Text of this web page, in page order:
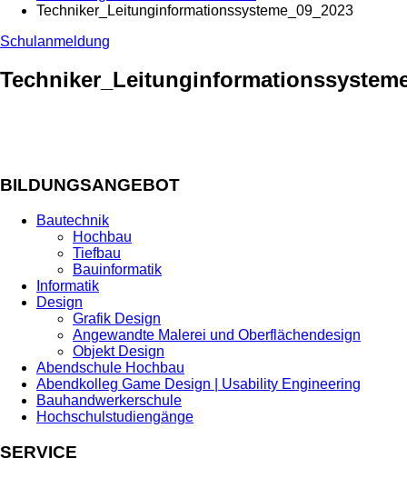
Techniker_Leitunginformationssysteme_09_2023
Schulanmeldung
BILDUNGSANGEBOT
Bautechnik
Hochbau
Tiefbau
Bauinformatik
Informatik
Design
Grafik Design
Angewandte Malerei und Oberflächendesign
Objekt Design
Abendschule Hochbau
Abendkolleg Game Design | Usability Engineering
Bauhandwerkerschule
Hochschulstudiengänge
SERVICE